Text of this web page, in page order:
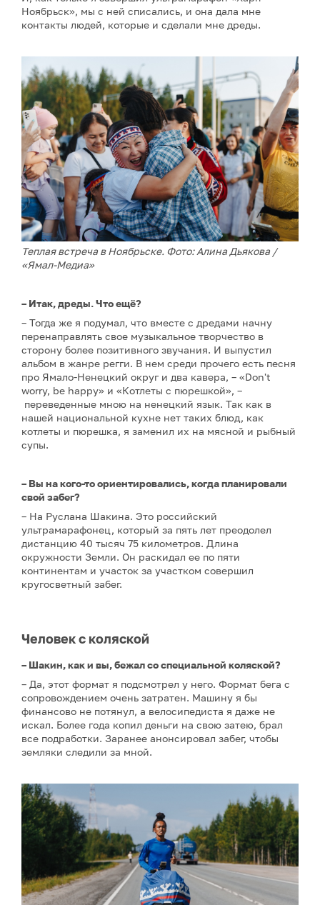
Ноябрьск», мы с ней списались, и она дала мне
контакты людей, которые и сделали мне дреды.
Теплая встреча в Ноябрьске. Фото: Алина Дьякова /
«Ямал-Медиа»
– Итак, дреды. Что ещё?
– Тогда же я подумал, что вместе с дредами начну
перенаправлять свое музыкальное творчество в
сторону более позитивного звучания. И выпустил
альбом в жанре регги. В нем среди прочего есть песня
про Ямало-Ненецкий округ и два кавера, – «Don't
worry, be happy» и «Котлеты с пюрешкой», –
переведенные мною на ненецкий язык. Так как в
нашей национальной кухне нет таких блюд, как
котлеты и пюрешка, я заменил их на мясной и рыбный
супы.
– Вы на кого-то ориентировались, когда планировали
свой забег?
– На Руслана Шакина. Это российский
ультрамарафонец, который за пять лет преодолел
дистанцию 40 тысяч 75 километров. Длина
окружности Земли. Он раскидал ее по пяти
континентам и участок за участком совершил
кругосветный забег.
Человек с коляской
– Шакин, как и вы, бежал со специальной коляской?
– Да, этот формат я подсмотрел у него. Формат бега с
сопровождением очень затратен. Машину я бы
финансово не потянул, а велосипедиста я даже не
искал. Более года копил деньги на свою затею, брал
все подработки. Заранее анонсировал забег, чтобы
земляки следили за мной.